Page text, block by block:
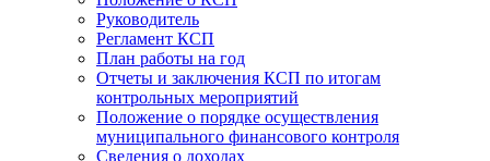
Руководитель
Регламент КСП
План работы на год
Отчеты и заключения КСП по итогам
контрольных мероприятий
Положение о порядке осуществления
муниципального финансового контроля
Сведения о доходах